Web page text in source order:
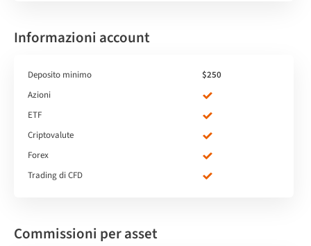
Informazioni account
Deposito minimo
$250
Azioni
ETF
Criptovalute
Forex
Trading di CFD
Commissioni per asset